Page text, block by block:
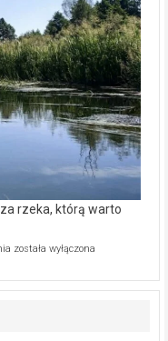
rzeka, którą warto
Ekologiczne
–
została wyłączona